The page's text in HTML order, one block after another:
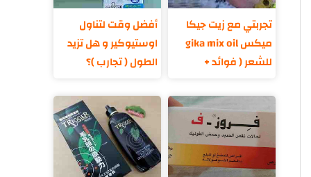
تجربتي مع زيت جيكا
ميكس gika mix oil
للشعر ( فوائد +
أفضل وقت لتناول
اوستيوكير و هل تزيد
الطول ( تجارب )؟